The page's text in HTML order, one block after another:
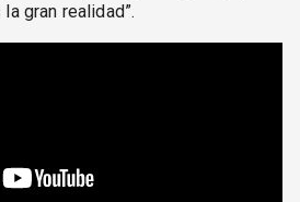
gran realidad”.